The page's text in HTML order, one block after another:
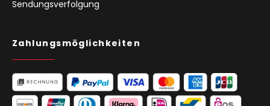
Sendungsverfolgung
Zahlungsmöglichkeiten